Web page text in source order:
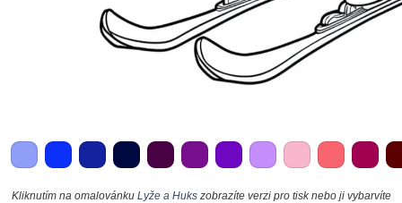
Kliknutím na omalovánku Lyže a Hukszobrazíte verzi pro tisk nebo ji vybarvíte